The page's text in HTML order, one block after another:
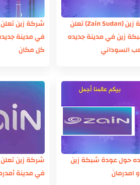
عاجل | شركة زين (Zain Sudan) تعلن
زين في مدينة جديده
السوداني
شركة زين
في مدينة
كل مكان
حول عودة شبكة زين
امدرمان
شركة زين
في مدينة